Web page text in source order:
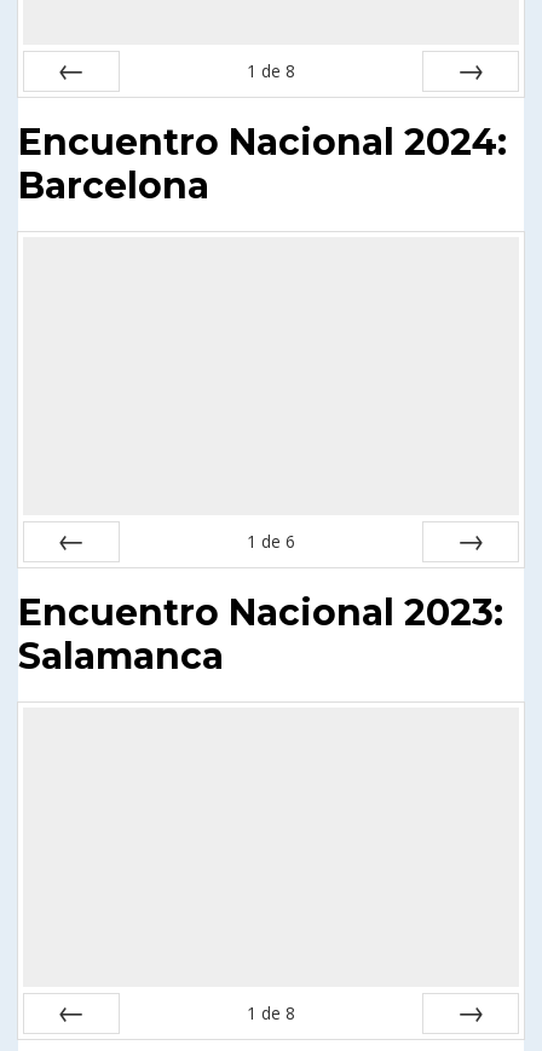
1 de 8
Encuentro Nacional 2024:
Barcelona
1 de 6
Encuentro Nacional 2023:
Salamanca
1 de 8